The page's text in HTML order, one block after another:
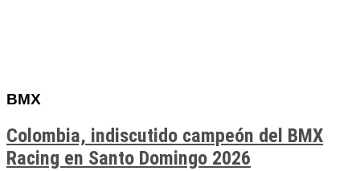
BMX
Colombia, indiscutido campeón del BMX
Racing en Santo Domingo 2026